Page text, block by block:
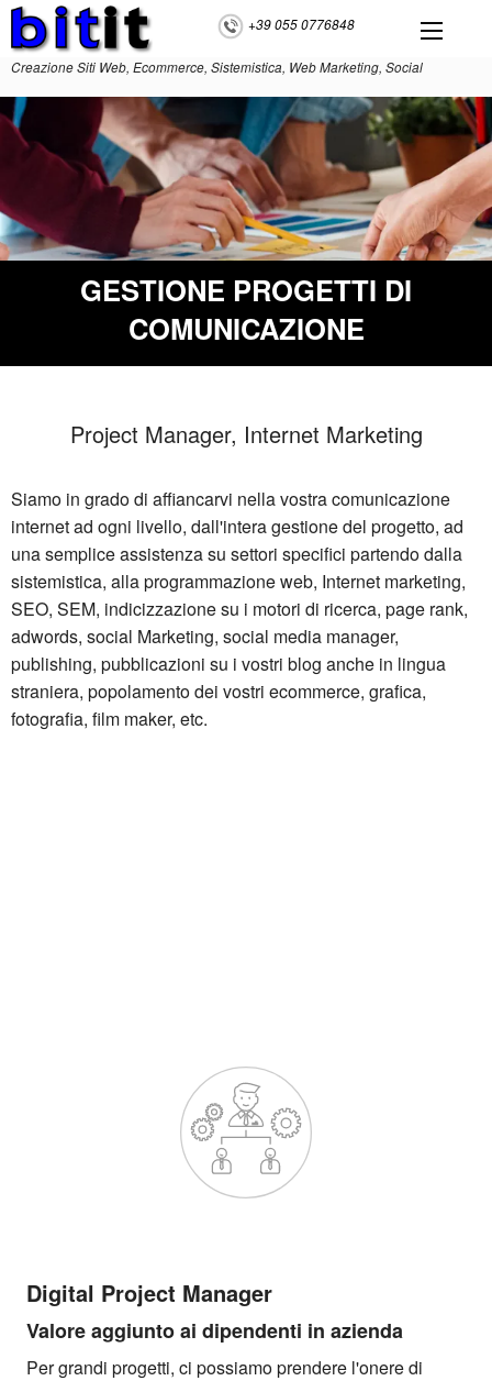
+39 055 0776848
Creazione Siti Web, Ecommerce, Sistemistica, Web Marketing, Social
GESTIONE PROGETTI DI
COMUNICAZIONE
Project Manager, Internet Marketing
Siamo in grado di affiancarvi nella vostra comunicazione
internet ad ogni livello, dall'intera gestione del progetto, ad
una semplice assistenza su settori specifici partendo dalla
sistemistica, alla programmazione web, Internet marketing,
SEO, SEM, indicizzazione su i motori di ricerca, page rank,
adwords, social Marketing, social media manager,
publishing, pubblicazioni su i vostri blog anche in lingua
straniera, popolamento dei vostri ecommerce, grafica,
fotografia, film maker, etc.
Digital Project Manager
Valore aggiunto ai dipendenti in azienda
Per grandi progetti, ci possiamo prendere l'onere di